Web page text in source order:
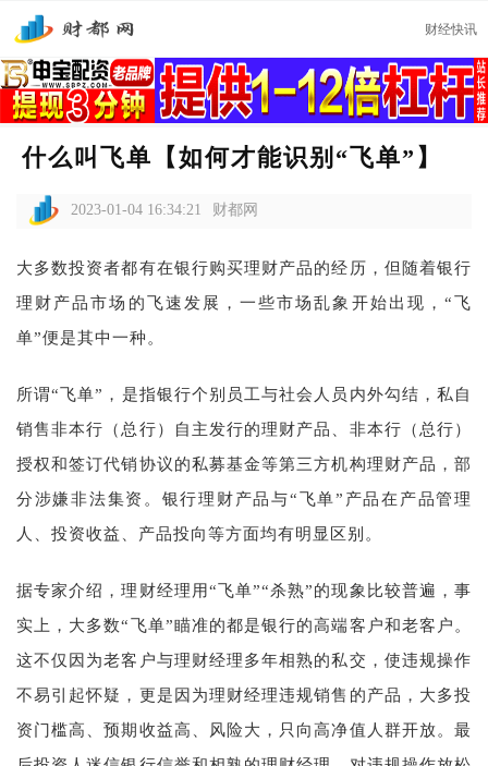
财经快讯
什么叫飞单【如何才能识别“飞单”】
2023-01-04 16:34:21 财都网
大多数投资者都有在银行购买理财产品的经历，但随着银行
理财产品市场的飞速发展，一些市场乱象开始出现，“飞
单”便是其中一种。
所谓“飞单”，是指银行个别员工与社会人员内外勾结，私自
销售非本行（总行）自主发行的理财产品、非本行（总行）
授权和签订代销协议的私募基金等第三方机构理财产品，部
分涉嫌非法集资。银行理财产品与“飞单”产品在产品管理
人、投资收益、产品投向等方面均有明显区别。
据专家介绍，理财经理用“飞单”“杀熟”的现象比较普遍，事
实上，大多数“飞单”瞄准的都是银行的高端客户和老客户。
这不仅因为老客户与理财经理多年相熟的私交，使违规操作
不易引起怀疑，更是因为理财经理违规销售的产品，大多投
资门槛高、预期收益高、风险大，只向高净值人群开放。最